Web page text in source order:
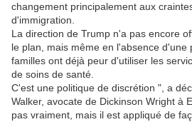
changement principalement aux
d'immigration.
La direction de Trump n'a pas encore
le plan, mais même en l'absence d'une
familles ont déjà peur d'utiliser les
de soins de santé.
C'est une politique de discrétion ", a
Walker, avocate de Dickinson Wright à
pas vraiment, mais il est appliqué de